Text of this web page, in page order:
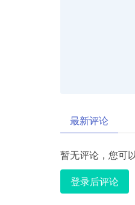
最新评论
暂无评论，您可
登录后评论